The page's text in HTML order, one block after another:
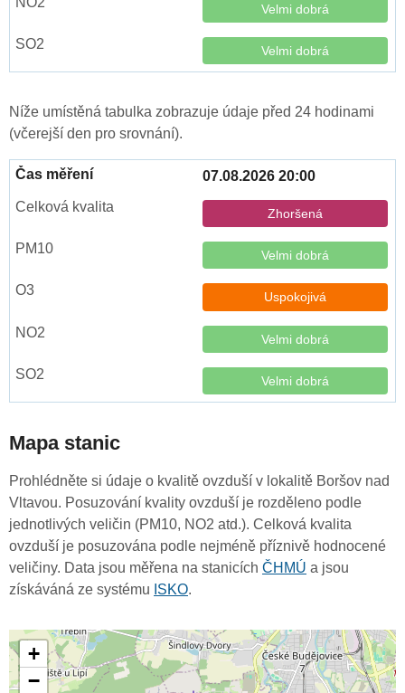
Velmi dobrá
Velmi dobrá
Níže umístěná tabulka zobrazuje údaje před 24 hodinami
(včerejší den pro srovnání).
07.08.2026 20:00
Zhoršená
Velmi dobrá
Uspokojivá
Velmi dobrá
Velmi dobrá
Mapa stanic
Prohlédněte si údaje o kvalitě ovzduší v lokalitě Boršov nad
Vltavou. Posuzování kvality ovzduší je rozděleno podle
jednotlivých veličin (PM10, NO2 atd.). Celková kvalita
ovzduší je posuzována podle nejméně příznivě hodnocené
veličiny. Data jsou měřena na stanicích ČHMÚ a jsou
získáváná ze systému ISKO.
+
−